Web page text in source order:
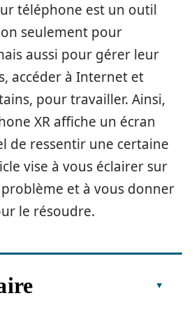
téléphone est un outil
seulement pour
aussi pour gérer leur
accéder à Internet et
pour travailler. Ainsi,
XR affiche un écran
de ressentir une certaine
vise à vous éclairer sur
problème et à vous donner
le résoudre.